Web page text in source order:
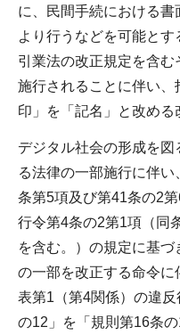
に、民間手続における
より行うなどを可能と
引業法の改正規定を含
施行されることに伴い
印」を「記名」と改める
デジタル社会の形成を
る法律の一部施行に伴
条第5項及び第41条の2
行令第4条の2第1項（同
を含む。）の規定に基
の一部を改正する命令に
表第1（第4関係）の違
の12」を「規則第16条